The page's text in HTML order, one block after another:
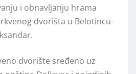
i obnavljanju hrama
dvorišta u Belotincu-
dvorište sređeno uz